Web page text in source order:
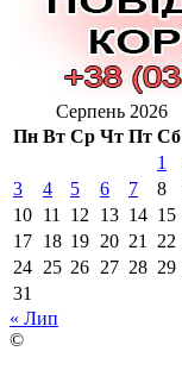
Серпень 2026
Пн Вт Ср Чт Пт Сб
1
3
4 5 6 7 8
10 11 12 13 14 15
17 18 19 20 21 22
24 25 26 27 28 29
31
« Лип
©